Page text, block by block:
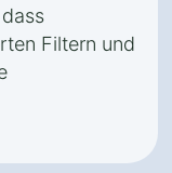
Filtern und